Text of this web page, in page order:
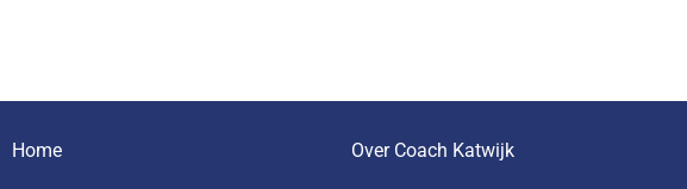
Home Over Coach Katwijk